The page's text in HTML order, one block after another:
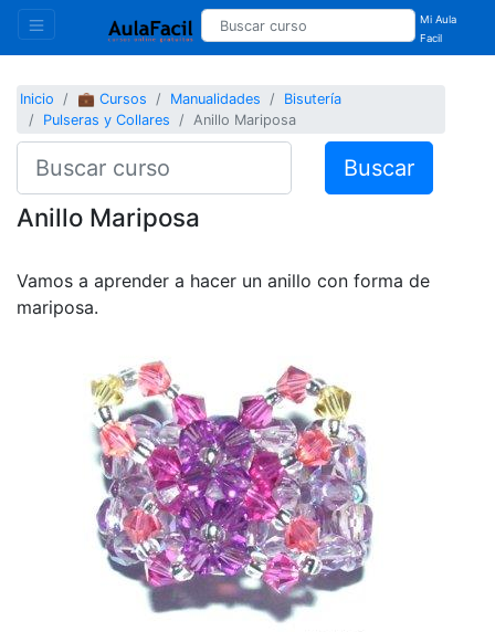
Mi Aula
Facil
Inicio 💼 Cursos Manualidades
Bisutería
Pulseras y Collares
Anillo Mariposa
Buscar
Anillo Mariposa
Vamos a aprender a hacer un anillo con forma de
mariposa.